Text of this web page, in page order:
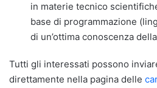
in materie tecnico
base di programmazione
di un’ottima conoscenza
Tutti gli interessati possono
direttamente nella pagina delle